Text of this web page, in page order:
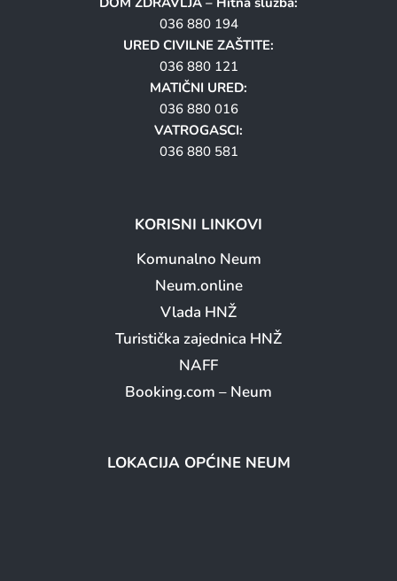
036 880 194
URED CIVILNE ZAŠTITE:
036 880 121
MATIČNI URED:
036 880 016
VATROGASCI:
036 880 581
KORISNI LINKOVI
Komunalno Neum
Neum.online
Vlada HNŽ
Turistička zajednica HNŽ
NAFF
Booking.com – Neum
LOKACIJA OPĆINE NEUM